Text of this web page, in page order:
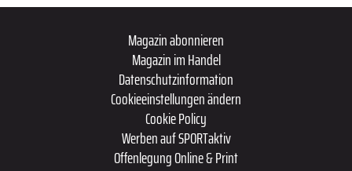
Magazin abonnieren
Magazin im Handel
Datenschutzinformation
Cookieeinstellungen ändern
Cookie Policy
Werben auf SPORTaktiv
Offenlegung Online & Print